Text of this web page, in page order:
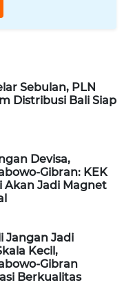
Sebulan, PLN
Distribusi Bali Siap
Devisa,
Gibran: KEK
Akan Jadi Magnet
Jangan Jadi
Kecil,
Gibran
Berkualitas